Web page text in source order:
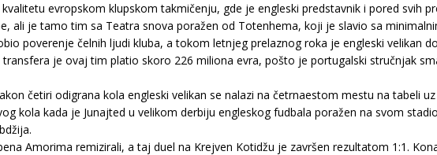
evropskom klupskom takmičenju, gde je engleski predstavnik i pored svih
ali je tamo tim sa Teatra snova poražen od Totenhema, koji je slavio sa
poverenje čelnih ljudi kluba, a tokom letnjeg prelaznog roka je engleski velikan
je ovaj tim platio skoro 226 miliona evra, pošto je portugalski stručnjak
četiri odigrana kola engleski velikan se nalazi na četrnaestom mestu na tabeli
kola kada je Junajted u velikom derbiju engleskog fudbala poražen na svom
Amorima remizirali, a taj duel na Krejven Kotidžu je završen rezultatom 1:1.